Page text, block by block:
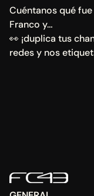
Cuéntanos qué
Franco y…
👀 ¡duplica tus
redes y nos